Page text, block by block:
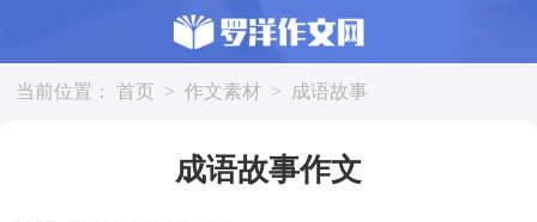
当前位置： 首页 > 作文素材 > 成语故事
成语故事作文